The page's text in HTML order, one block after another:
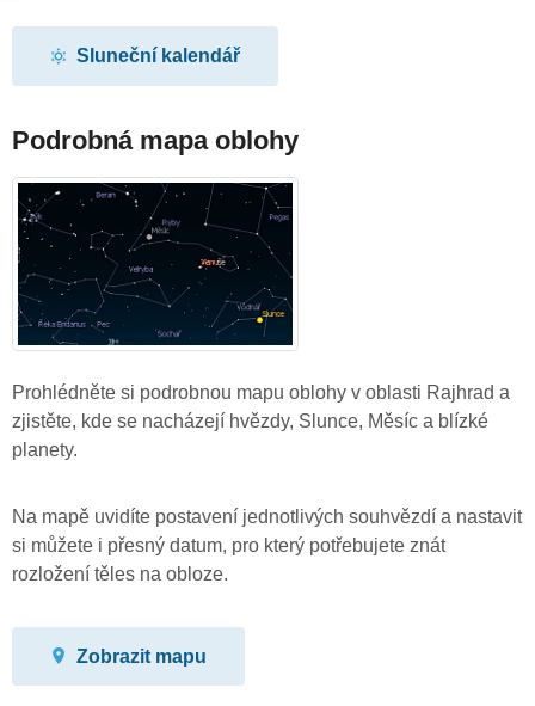
Sluneční kalendář
Podrobná mapa oblohy
Prohlédněte si podrobnou mapu oblohy v oblasti Rajhrad a
zjistěte, kde se nacházejí hvězdy, Slunce, Měsíc a blízké
planety.
Na mapě uvidíte postavení jednotlivých souhvězdí a nastavit
si můžete i přesný datum, pro který potřebujete znát
rozložení těles na obloze.
Zobrazit mapu